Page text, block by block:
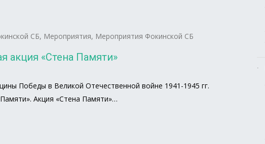
СБ, Мероприятия, Мероприятия Фокинской СБ
акция «Стена Памяти»
Победы в Великой Отечественной войне 1941-1945 гг.
Акция «Стена Памяти»…